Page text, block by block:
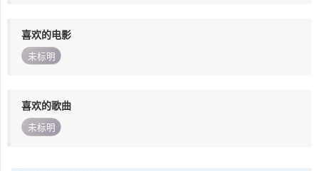
喜欢的电影
未标明
喜欢的歌曲
未标明